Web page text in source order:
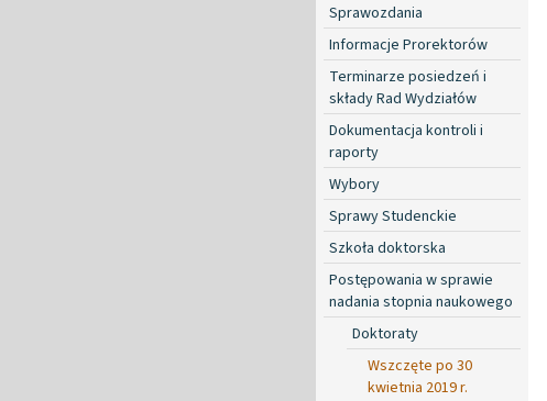
Sprawozdania
Informacje Prorektorów
Terminarze posiedzeń i
składy Rad Wydziałów
Dokumentacja kontroli i
raporty
Wybory
Sprawy Studenckie
Szkoła doktorska
Postępowania w sprawie
nadania stopnia naukowego
Doktoraty
Wszczęte po 30
kwietnia 2019 r.